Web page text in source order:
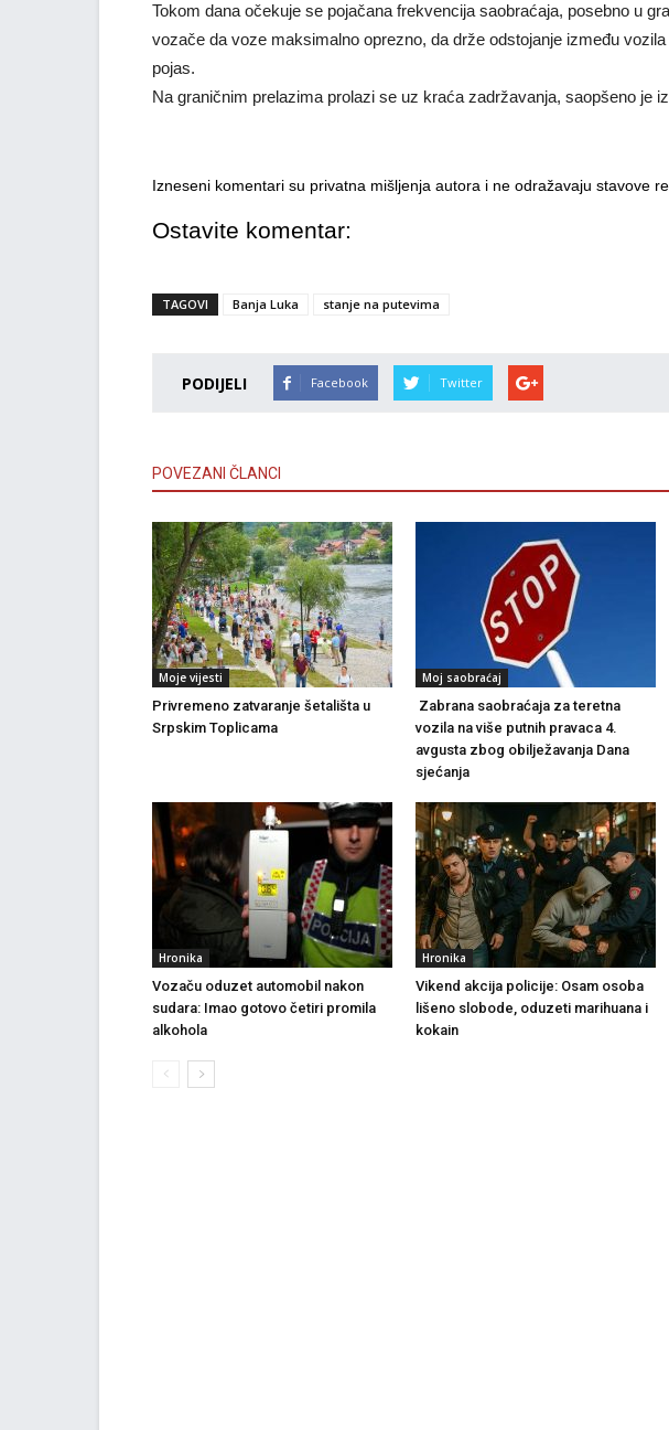
Tokom dana očekuje se pojačana frekvencija saobraćaja, posebno u
vozače da voze maksimalno oprezno, da drže odstojanje između
pojas.
Na graničnim prelazima prolazi se uz kraća zadržavanja, saopšeno je
Izneseni komentari su privatna mišljenja autora i ne odražavaju stavove
Ostavite komentar:
TAGOVI Banja Luka stanje na putevima
PODIJELI Facebook Twitter
POVEZANI ČLANCI
Moje vijesti
Privremeno zatvaranje šetališta u
Srpskim Toplicama
Moj saobraćaj
Zabrana saobraćaja za teretna
vozila na više putnih pravaca 4.
avgusta zbog obilježavanja Dana
sjećanja
Hronika
Vozaču oduzet automobil nakon
sudara: Imao gotovo četiri promila
alkohola
Hronika
Vikend akcija policije: Osam osoba
lišeno slobode, oduzeti marihuana i
kokain